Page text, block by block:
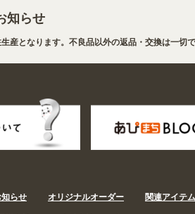
知らせ
なります。不良品以外の返品・交換は一切でき
知らせ オリジナルオーダー 関連アイテム